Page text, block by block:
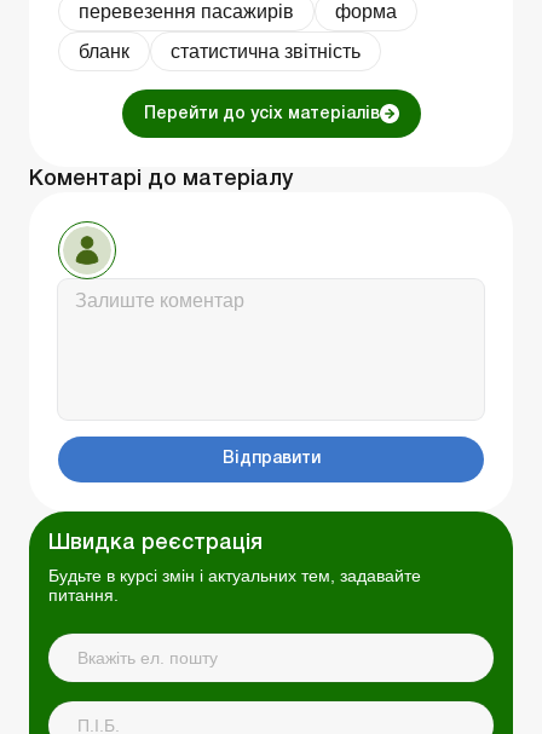
перевезення пасажирів
форма
бланк
статистична звітність
Перейти до усіх матеріалів
Коментарі до матеріалу
Відправити
Швидка реєстрація
Будьте в курсі змін і актуальних тем, задавайте
питання.